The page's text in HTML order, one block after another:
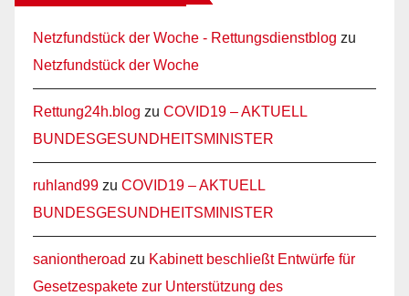
Netzfundstück der Woche - Rettungsdienstblog zu
Netzfundstück der Woche
Rettung24h.blog zu COVID19 – AKTUELL
BUNDESGESUNDHEITSMINISTER
ruhland99 zu COVID19 – AKTUELL
BUNDESGESUNDHEITSMINISTER
saniontheroad zu Kabinett beschließt Entwürfe für
Gesetzespakete zur Unterstützung des